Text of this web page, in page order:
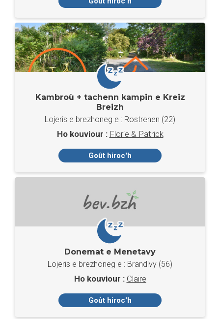
Kambroù + tachenn kampin e Kreiz
Breizh
Lojeris e brezhoneg e : Rostrenen (22)
Ho kouviour : Florie & Patrick
Goût hiroc'h
Donemat e Menetavy
Lojeris e brezhoneg e : Brandivy (56)
Ho kouviour : Claire
Goût hiroc'h